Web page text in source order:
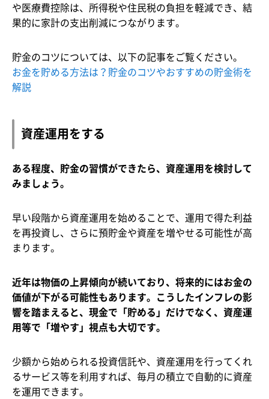
や医療費控除は、所得税や住民税の負担を軽減でき、結
果的に家計の支出削減につながります。
貯金のコツについては、以下の記事をご覧ください。
お金を貯める方法は？貯金のコツやおすすめの貯金術を
解説
資産運用をする
ある程度、貯金の習慣ができたら、資産運用を検討して
みましょう。
早い段階から資産運用を始めることで、運用で得た利益
を再投資し、さらに預貯金や資産を増やせる可能性が高
まります。
近年は物価の上昇傾向が続いており、将来的にはお金の
価値が下がる可能性もあります。こうしたインフレの影
響を踏まえると、現金で「貯める」だけでなく、資産運
用等で「増やす」視点も大切です。
少額から始められる投資信託や、資産運用を行ってくれ
るサービス等を利用すれば、毎月の積立で自動的に資産
を運用できます。